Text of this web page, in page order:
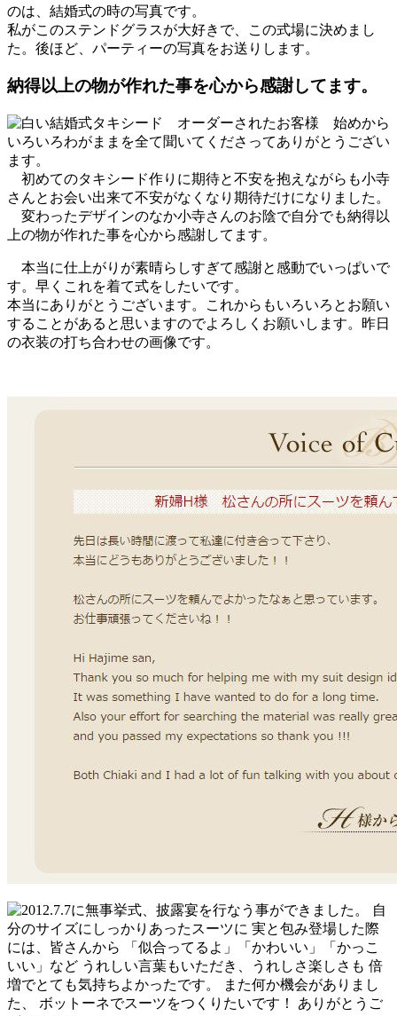
のは、結婚式の時の写真です。
私がこのステンドグラスが大好きで、この式場に決めまし
た。後ほど、パーティーの写真をお送りします。
納得以上の物が作れた事を心から感謝してます。
始めから
いろいろわがままを全て聞いてくださってありがとうござい
ます。
初めてのタキシード作りに期待と不安を抱えながらも小寺
さんとお会い出来て不安がなくなり期待だけになりました。
変わったデザインのなか小寺さんのお陰で自分でも納得以
上の物が作れた事を心から感謝してます。
本当に仕上がりが素晴らしすぎて感謝と感動でいっぱいで
す。早くこれを着て式をしたいです。
本当にありがとうございます。これからもいろいろとお願い
することがあると思いますのでよろし くお願いします。昨日
の衣装の打ち合わせの画像です。